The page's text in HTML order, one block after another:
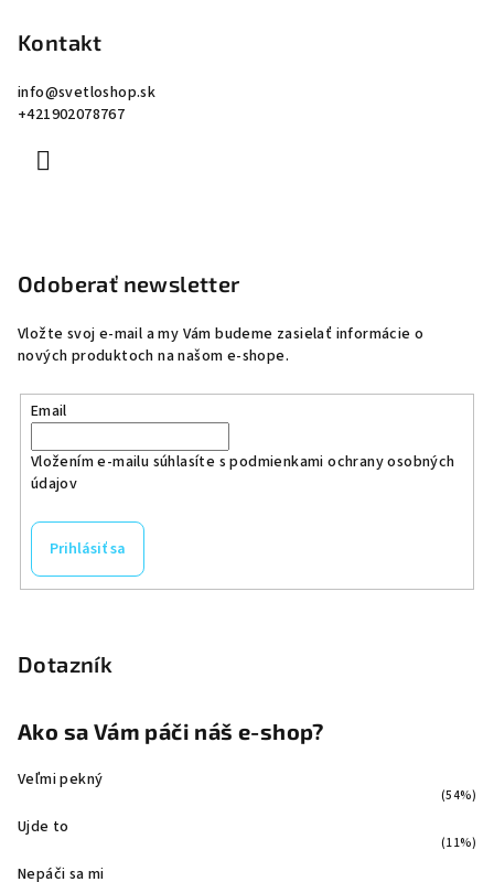
Kontakt
info@svetloshop.sk
+421902078767
Odoberať newsletter
Vložte svoj e-mail a my Vám budeme zasielať informácie o
nových produktoch na našom e-shope.
Email
Vložením e-mailu súhlasíte spodmienkami ochrany osobných
údajov
Prihlásiť sa
Dotazník
Ako sa Vám páči náš e-shop?
Veľmi pekný
(54%)
Ujde to
(11%)
Nepáči sa mi